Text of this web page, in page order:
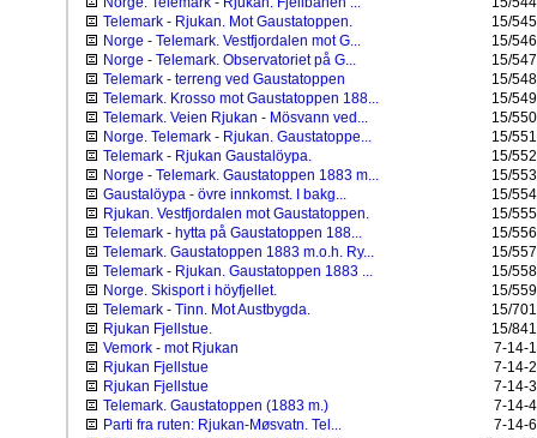
Telemark - Rjukan. Mot Gaustatoppen.
15/545
Norge - Telemark. Vestfjordalen mot G...
15/546
Norge - Telemark. Observatoriet på G...
15/547
Telemark - terreng ved Gaustatoppen
15/548
Telemark. Krosso mot Gaustatoppen 188...
15/549
Telemark. Veien Rjukan - Mösvann ved...
15/550
Norge. Telemark - Rjukan. Gaustatoppe...
15/551
Telemark - Rjukan Gaustalöypa.
15/552
Norge - Telemark. Gaustatoppen 1883 m...
15/553
Gaustalöypa - övre innkomst. I bakg...
15/554
Rjukan. Vestfjordalen mot Gaustatoppen.
15/555
Telemark - hytta på Gaustatoppen 188...
15/556
Telemark. Gaustatoppen 1883 m.o.h. Ry...
15/557
Telemark - Rjukan. Gaustatoppen 1883 ...
15/558
Norge. Skisport i höyfjellet.
15/559
Telemark - Tinn. Mot Austbygda.
15/701
Rjukan Fjellstue.
15/841
Vemork - mot Rjukan
7-14-1
Rjukan Fjellstue
7-14-2
Rjukan Fjellstue
7-14-3
Telemark. Gaustatoppen (1883 m.)
7-14-4
Parti fra ruten: Rjukan-Møsvatn. Tel...
7-14-6